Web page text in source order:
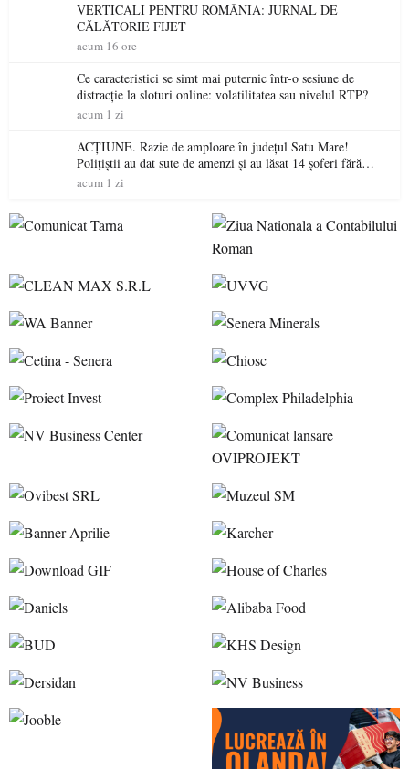
VERTICALI PENTRU ROMÂNIA: JURNAL DE
CĂLĂTORIE FIJET
acum 16 ore
Ce caracteristici se simt mai puternic într-o sesiune de
distracție la sloturi online: volatilitatea sau nivelul RTP?
acum 1 zi
ACȚIUNE. Razie de amploare în județul Satu Mare!
Polițiștii au dat sute de amenzi și au lăsat 14 șoferi fără
permis într-o singură zi
acum 1 zi